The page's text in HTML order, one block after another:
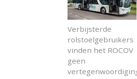
Verbijsterde
rolstoelgebruikers
vinden het ROCOV
geen
vertegenwoordiging